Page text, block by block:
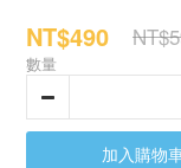
NT$490
數量
加入購物